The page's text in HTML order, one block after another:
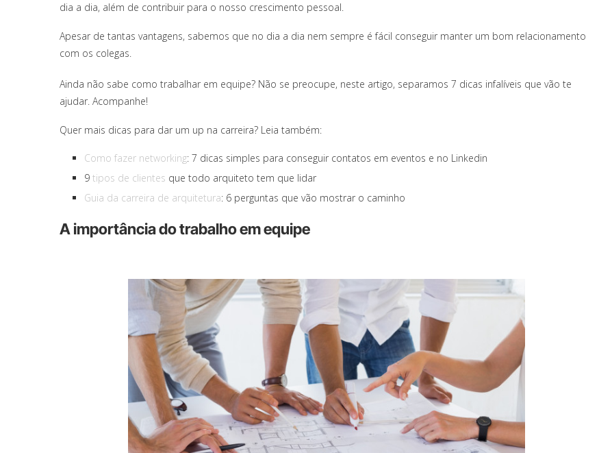
dia a dia, além de contribuir para o nosso crescimento pessoal.
Apesar de tantas vantagens, sabemos que no dia a dia nem sempre é fácil conseguir manter um bom relacionamento
com os colegas.
Ainda não sabe como trabalhar em equipe? Não se preocupe, neste artigo, separamos 7 dicas infalíveis que vão te
ajudar. Acompanhe!
Quer mais dicas para dar um up na carreira? Leia também:
Como fazer networking: 7 dicas simples para conseguir contatos em eventos e no Linkedin
9 tipos de clientes que todo arquiteto tem que lidar
Guia da carreira de arquitetura: 6 perguntas que vão mostrar o caminho
A importância do trabalho em equipe